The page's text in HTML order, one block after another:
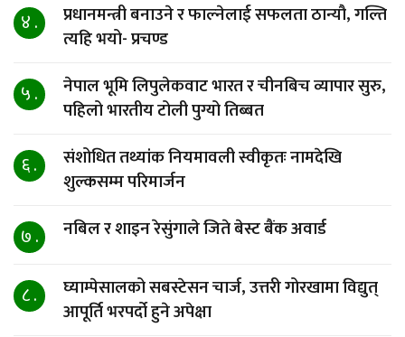
४ .
प्रधानमन्त्री बनाउने र फाल्नेलाई सफलता ठान्यौ, गल्ति
त्यहि भयो- प्रचण्ड
५ .
नेपाल भूमि लिपुलेकवाट भारत र चीनबिच व्यापार सुरु,
पहिलो भारतीय टोली पुग्यो तिब्बत
६ .
संशोधित तथ्यांक नियमावली स्वीकृतः नामदेखि
शुल्कसम्म परिमार्जन
७ . नबिल र शाइन रेसुंगाले जिते बेस्ट बैंक अवार्ड
८ .
घ्याम्पेसालको सबस्टेसन चार्ज, उत्तरी गोरखामा विद्युत्
आपूर्ति भरपर्दो हुने अपेक्षा